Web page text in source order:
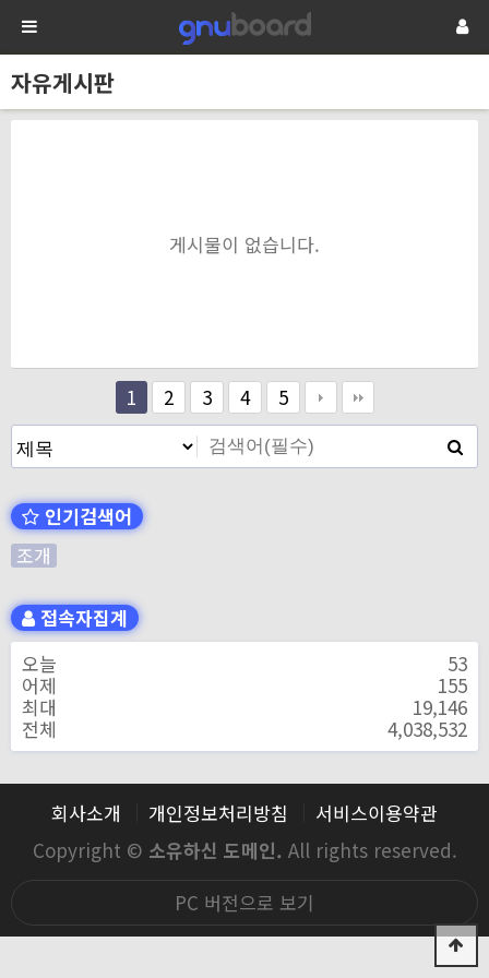
자유게시판
게시물이 없습니다.
1 2 3 4 5
인기검색어
조개
접속자집계
오늘
53
어제
155
최대
19,146
전체
4,038,532
회사소개 개인정보처리방침
서비스이용약관
Copyright © 소유하신 도메인. All rights reserved.
PC 버전으로 보기